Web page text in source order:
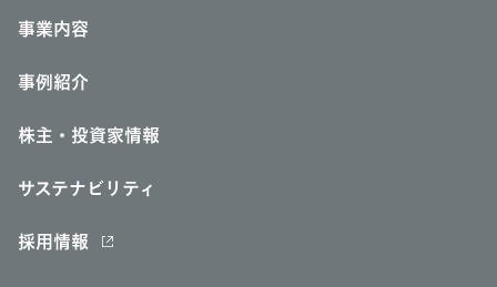
事業内容
事例紹介
株主・投資家情報
サステナビリティ
採用情報